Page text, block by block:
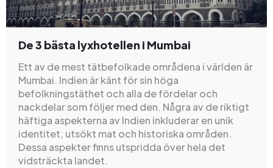
De 3 bästa lyxhotellen i Mumbai
Ett av de mest tätbefolkade områdena i världen är
Mumbai. Indien är känt för sin höga
befolkningstäthet och alla de fördelar och
nackdelar som följer med den. Några av de riktigt
häftiga aspekterna av Indien inkluderar en unik
identitet, utsökt mat och historiska områden.
Dessa aspekter finns utspridda över hela det
vidsträckta landet.